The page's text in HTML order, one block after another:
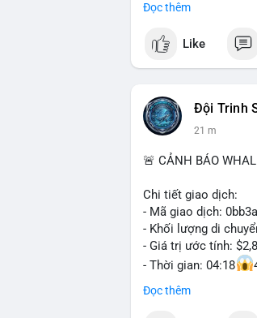
$btc $eth
#vlikevn #titanbot
Đọc thêm
Like
Đội Trinh
21 m
🚨 CẢNH BÁO
Chi tiết giao dịch:
- Mã giao dịch:
- Khối lượng di
- Giá trị ước tính:
- Thời gian: 04:18
Nhận định phân tích
Đọc thêm